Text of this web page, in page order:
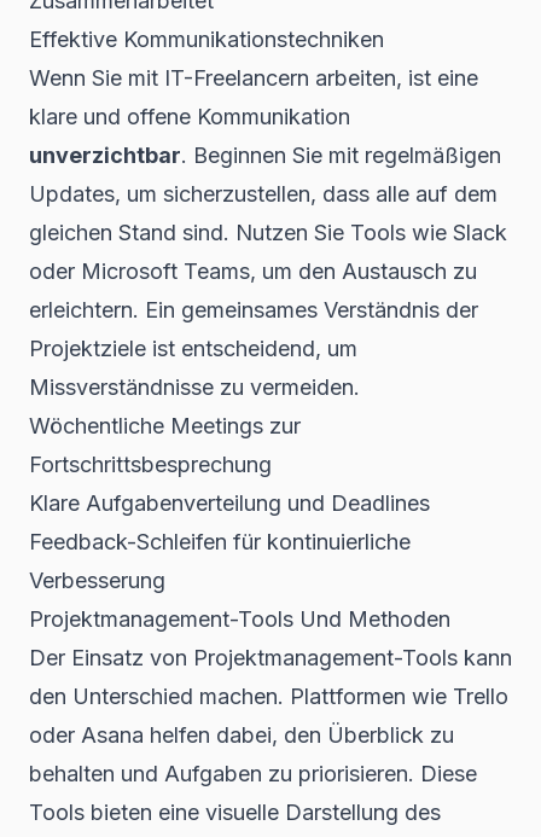
Effektive Kommunikationstechniken
Wenn Sie mit IT-Freelancern arbeiten, ist eine
klare und offene Kommunikation
unverzichtbar. Beginnen Sie mit regelmäßigen
Updates, um sicherzustellen, dass alle auf dem
gleichen Stand sind. Nutzen Sie Tools wie Slack
oder Microsoft Teams, um den Austausch zu
erleichtern. Ein gemeinsames Verständnis der
Projektziele ist entscheidend, um
Missverständnisse zu vermeiden.
Wöchentliche Meetings zur
Fortschrittsbesprechung
Klare Aufgabenverteilung und Deadlines
Feedback-Schleifen für kontinuierliche
Verbesserung
Projektmanagement-Tools Und Methoden
Der Einsatz von Projektmanagement-Tools kann
den Unterschied machen. Plattformen wie Trello
oder Asana helfen dabei, den Überblick zu
behalten und Aufgaben zu priorisieren. Diese
Tools bieten eine visuelle Darstellung des